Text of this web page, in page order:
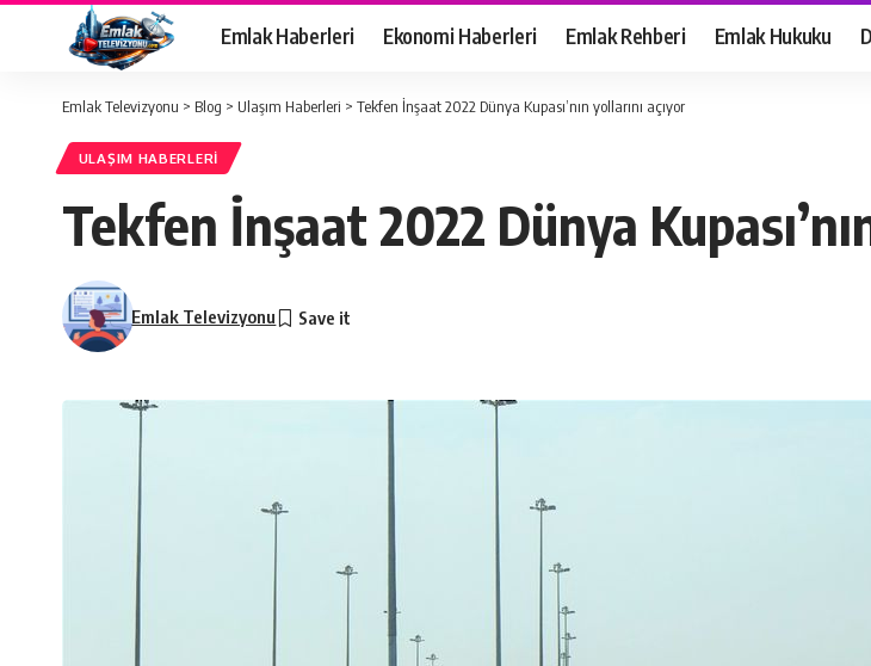
Emlak Haberleri Ekonomi Haberleri Emlak Rehberi Emlak Hukuku
Emlak Televizyonu > Blog > Ulaşım Haberleri > Tekfen İnşaat 2022 Dünya Kupası’nın yollarını açıyor
ULAŞIM HABERLERI
Tekfen İnşaat 2022 Dünya
Emlak Televizyonu